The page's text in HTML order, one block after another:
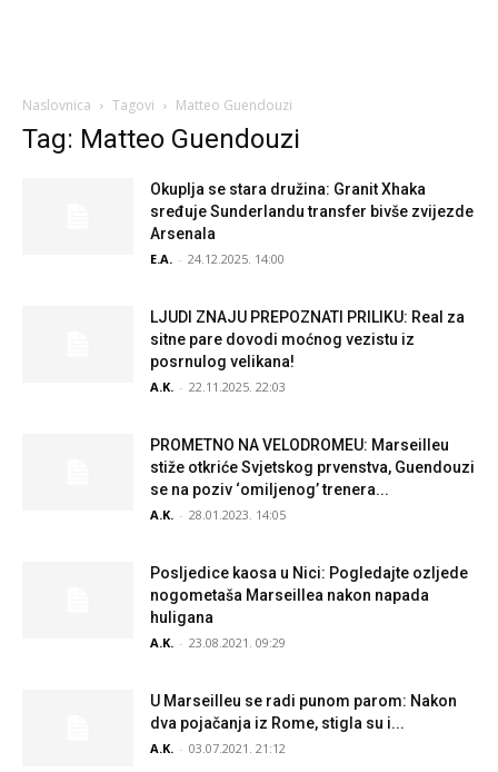
Naslovnica Tagovi Matteo Guendouzi
Tag: Matteo Guendouzi
Okuplja se stara družina: Granit Xhaka
sređuje Sunderlandu transfer bivše zvijezde
Arsenala
E.A. - 24.12.2025. 14:00
LJUDI ZNAJU PREPOZNATI PRILIKU: Real za
sitne pare dovodi moćnog vezistu iz
posrnulog velikana!
A.K. - 22.11.2025. 22:03
PROMETNO NA VELODROMEU: Marseilleu
stiže otkriće Svjetskog prvenstva, Guendouzi
se na poziv ‘omiljenog’ trenera...
A.K. - 28.01.2023. 14:05
Posljedice kaosa u Nici: Pogledajte ozljede
nogometaša Marseillea nakon napada
huligana
A.K. - 23.08.2021. 09:29
U Marseilleu se radi punom parom: Nakon
dva pojačanja iz Rome, stigla su i...
A.K. - 03.07.2021. 21:12